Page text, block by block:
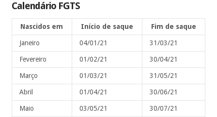
Calendário FGTS
Nascidos em Início de saque Fim de saque
Janeiro 04/01/21 31/03/21
Fevereiro 01/02/21 30/04/21
Março 01/03/21 31/05/21
Abril 01/04/21 30/06/21
Maio 03/05/21 30/07/21